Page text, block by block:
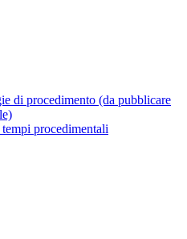
di procedimento (da pubblicare
procedimentali